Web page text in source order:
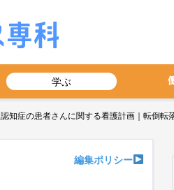
学ぶ
知症の患者さんに関する看護計画｜転倒転
編集ポリシー